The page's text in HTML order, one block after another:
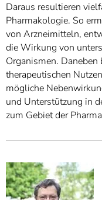
Daraus resultieren
Pharmakologie. So
von Arzneimitteln,
die Wirkung von
Organismen.
therapeutischen
mögliche
und Unterstützung in
zum Gebiet der